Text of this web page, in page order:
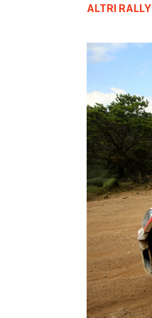
ALTRI RALLY